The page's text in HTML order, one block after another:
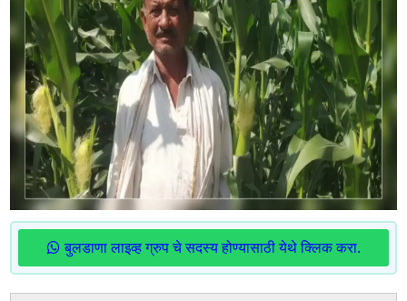
बुलडाणा लाइव्ह ग्रुप चे सदस्य होण्यासाठी येथे क्लिक करा.